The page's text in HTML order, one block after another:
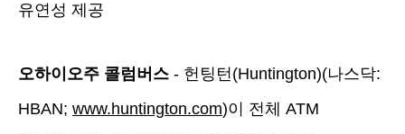
유연성 제공
오하이오주 콜럼버스 - 헌팅턴(Huntington)(나스닥:
HBAN; www.huntington.com)이 전체 ATM